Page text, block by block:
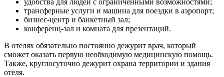
удобства для людей с ограниченными возможностями;
трансферные услуги и машина для поездки в аэропорт;
бизнес-центр и банкетный зал;
конференц-зал и комната для презентаций.
В отелях обязательно постоянно дежурит врач, который
сможет оказать первую необходимую медицинскую помощь.
Также, круглосуточно дежурит охрана территории и здания
отеля.